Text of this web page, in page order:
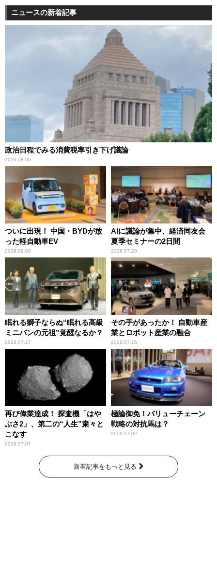
ニュースの新着記事
政治日程でみる消費税率引き下げ議論
2026.08.06
ついに出現！ 中国・BYDが放
った軽自動車EV
2026.08.03
AIに議論が集中、経済同友会
夏季セミナーの2日間
2026.07.23
眠れる獅子ならぬ“眠れる高級
ミニバンの元祖”覚醒なるか？
2026.07.17
その手があったか！ 自動車産
業とロボット産業の融合
2026.07.15
再び偉業達成！ 探査機「はや
ぶさ2」、第二の“人生”粛々と
こなす
2026.07.07
極論御免！バリューチェーン
戦略の対抗馬は？
2026.07.02
新着記事をもっと見る